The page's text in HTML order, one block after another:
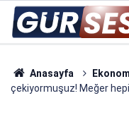
Anasayfa
çekiyormuşuz! Meğer